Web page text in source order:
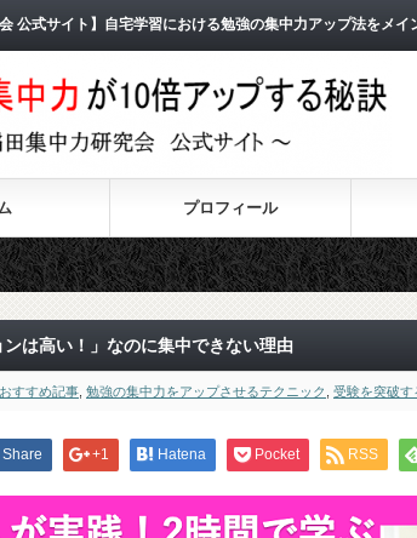
公式サイト】自宅学習における勉強の集中力アップ法をメ
プロフィール
本
ンは高い！」なのに集中できない理由
おすすめ記事 勉強の集中力をアップさせるテクニック 受験を突破す
Share +1 Hatena Pocket RSS